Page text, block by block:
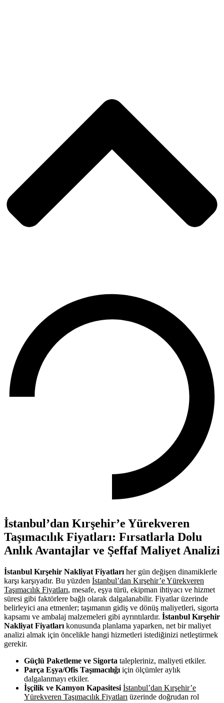
İstanbul’dan Kırşehir’e Yürekveren
Taşımacılık Fiyatları: Fırsatlarla Dolu
Anlık Avantajlar ve Şeffaf Maliyet Analizi
İstanbul Kırşehir Nakliyat Fiyatları her gün değişen dinamiklerle
karşı karşıyadır. Bu yüzden İstanbul’dan Kırşehir’e Yürekveren
Taşımacılık Fiyatları, mesafe, eşya türü, ekipman ihtiyacı ve hizmet
süresi gibi faktörlere bağlı olarak dalgalanabilir. Fiyatlar üzerinde
belirleyici ana etmenler; taşımanın gidiş ve dönüş maliyetleri, sigorta
kapsamı ve ambalaj malzemeleri gibi ayrıntılardır. İstanbul Kırşehir
Nakliyat Fiyatları konusunda planlama yaparken, net bir maliyet
analizi almak için öncelikle hangi hizmetleri istediğinizi netleştirmek
gerekir.
Güçlü Paketleme ve Sigorta talepleriniz, maliyeti etkiler.
Parça Eşya/Ofis Taşımacılığı için ölçümler aylık
dalgalanmayı etkiler.
İşçilik ve Kamyon Kapasitesi İstanbul’dan Kırşehir’e
Yürekveren Taşımacılık Fiyatları üzerinde doğrudan rol